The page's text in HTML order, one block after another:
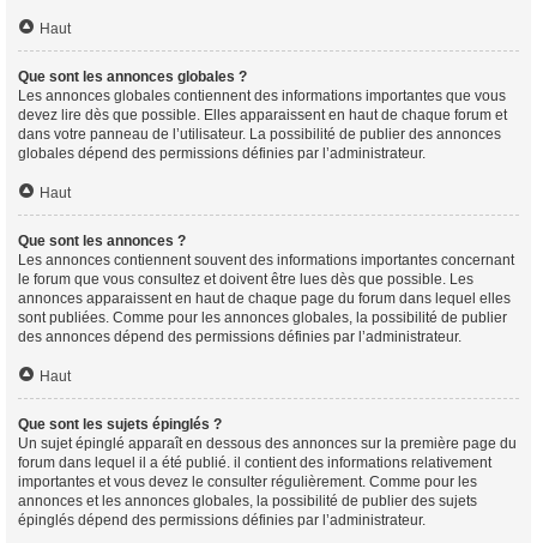
Haut
Que sont les annonces globales ?
Les annonces globales contiennent des informations importantes que vous
devez lire dès que possible. Elles apparaissent en haut de chaque forum et
dans votre panneau de l’utilisateur. La possibilité de publier des annonces
globales dépend des permissions définies par l’administrateur.
Haut
Que sont les annonces ?
Les annonces contiennent souvent des informations importantes concernant
le forum que vous consultez et doivent être lues dès que possible. Les
annonces apparaissent en haut de chaque page du forum dans lequel elles
sont publiées. Comme pour les annonces globales, la possibilité de publier
des annonces dépend des permissions définies par l’administrateur.
Haut
Que sont les sujets épinglés ?
Un sujet épinglé apparaît en dessous des annonces sur la première page du
forum dans lequel il a été publié. il contient des informations relativement
importantes et vous devez le consulter régulièrement. Comme pour les
annonces et les annonces globales, la possibilité de publier des sujets
épinglés dépend des permissions définies par l’administrateur.